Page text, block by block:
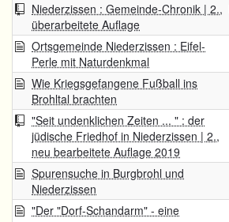
Niederzissen : Gemeinde-Chronik | 2.,
überarbeitete Auflage
Ortsgemeinde Niederzissen : Eifel-
Perle mit Naturdenkmal
Wie Kriegsgefangene Fußball ins
Brohltal brachten
"Seit undenklichen Zeiten ... " : der
jüdische Friedhof in Niederzissen | 2.,
neu bearbeitete Auflage 2019
Spurensuche in Burgbrohl und
Niederzissen
"Der "Dorf-Schandarm" - eine